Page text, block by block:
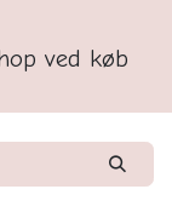
ved køb